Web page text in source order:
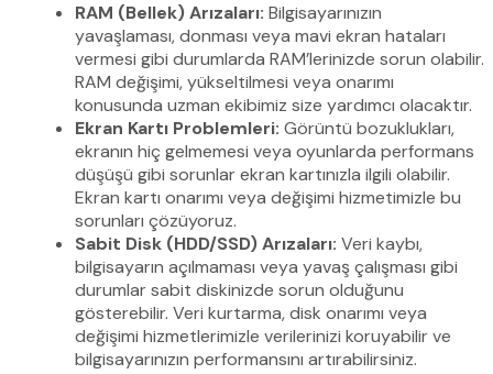
RAM (Bellek) Arızaları: Bilgisayarınızın
yavaşlaması, donması veya mavi ekran hataları
vermesi gibi durumlarda RAM’lerinizde sorun olabilir.
RAM değişimi, yükseltilmesi veya onarımı
konusunda uzman ekibimiz size yardımcı olacaktır.
Ekran Kartı Problemleri: Görüntü bozuklukları,
ekranın hiç gelmemesi veya oyunlarda performans
düşüşü gibi sorunlar ekran kartınızla ilgili olabilir.
Ekran kartı onarımı veya değişimi hizmetimizle bu
sorunları çözüyoruz.
Sabit Disk (HDD/SSD) Arızaları: Veri kaybı,
bilgisayarın açılmaması veya yavaş çalışması gibi
durumlar sabit diskinizde sorun olduğunu
gösterebilir. Veri kurtarma, disk onarımı veya
değişimi hizmetlerimizle verilerinizi koruyabilir ve
bilgisayarınızın performansını artırabilirsiniz.